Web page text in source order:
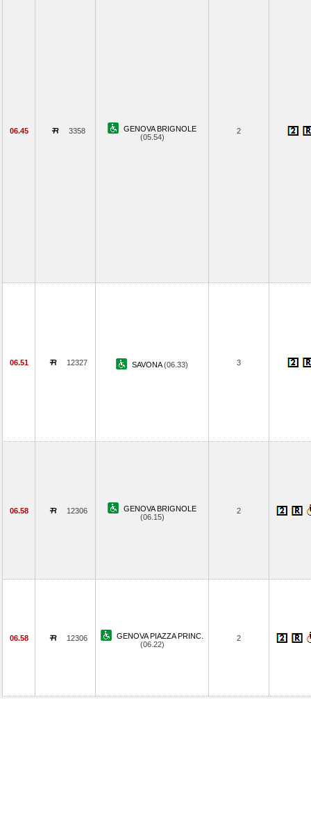
06.45 3358
GENOVA BRIGNOLE
(05.54)
2
06.51 12327 SAVONA(06.33) 3
06.58 12306
GENOVA BRIGNOLE
(06.15)
2
06.58 12306
GENOVA PIAZZA PRINC.
(06.22)
2